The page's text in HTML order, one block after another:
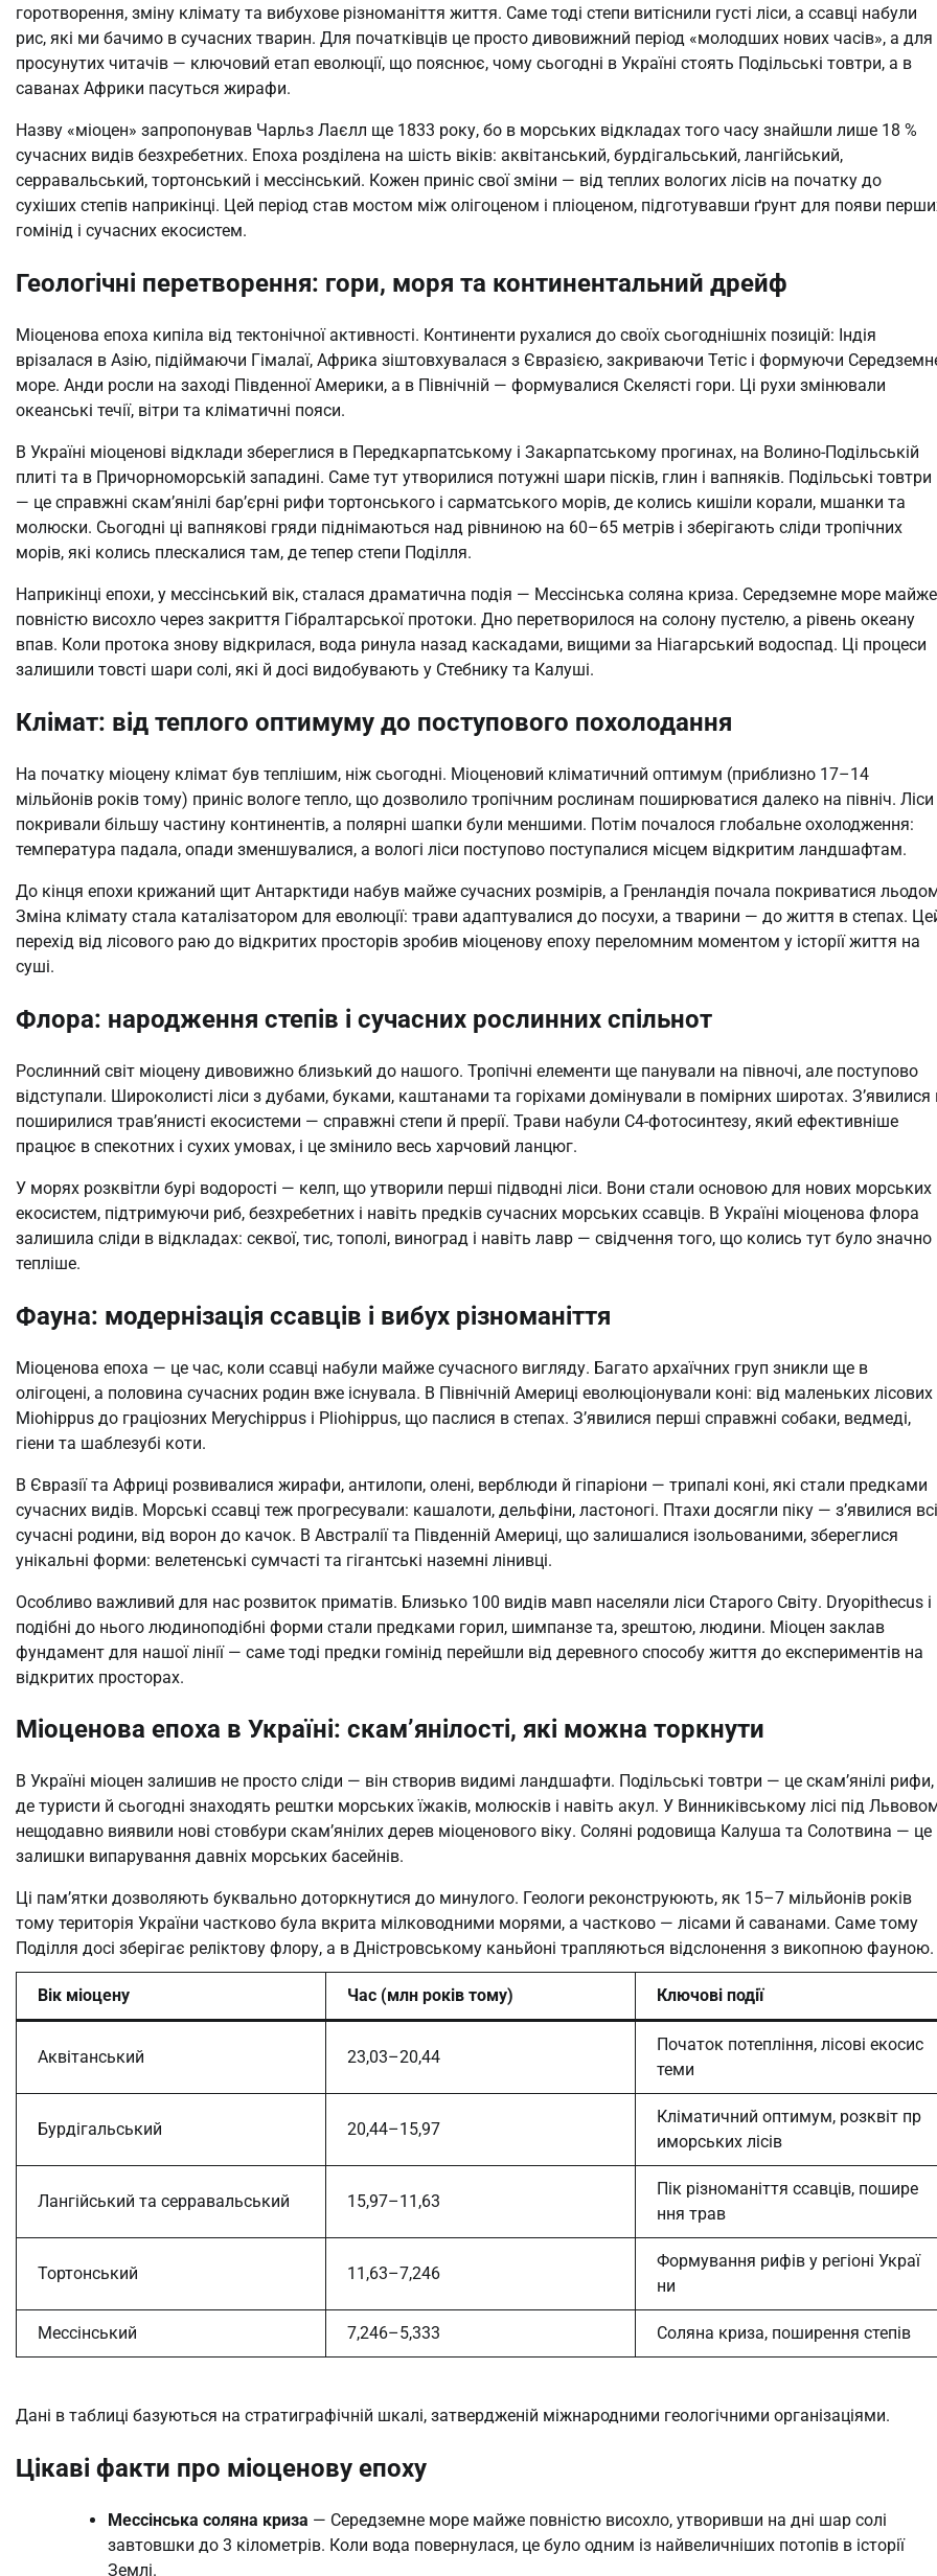
горотворення, зміну клімату та вибухове різноманіття життя. Саме тоді степи витіснили густі ліси, а ссавці набули
рис, які ми бачимо в сучасних тварин. Для початківців це просто дивовижний період «молодших нових часів», а для
просунутих читачів — ключовий етап еволюції, що пояснює, чому сьогодні в Україні стоять Подільські товтри, а в
саванах Африки пасуться жирафи.
Назву «міоцен» запропонував Чарльз Лаєлл ще 1833 року, бо в морських відкладах того часу знайшли лише 18 %
сучасних видів безхребетних. Епоха розділена на шість віків: аквітанський, бурдігальський, лангійський,
серравальський, тортонський і мессінський. Кожен приніс свої зміни — від теплих вологих лісів на початку до
сухіших степів наприкінці. Цей період став мостом між олігоценом і пліоценом, підготувавши ґрунт для появи
гомінід і сучасних екосистем.
Геологічні перетворення: гори, моря та континентальний дрейф
Міоценова епоха кипіла від тектонічної активності. Континенти рухалися до своїх сьогоднішніх позицій: Індія
врізалася в Азію, підіймаючи Гімалаї, Африка зіштовхувалася з Євразією, закриваючи Тетіс і формуючи
море. Анди росли на заході Південної Америки, а в Північній — формувалися Скелясті гори. Ці рухи змінювали
океанські течії, вітри та кліматичні пояси.
В Україні міоценові відклади збереглися в Передкарпатському і Закарпатському прогинах, на Волино-Подільській
плиті та в Причорноморській западині. Саме тут утворилися потужні шари пісків, глин і вапняків. Подільські товтри
— це справжні скам’янілі бар’єрні рифи тортонського і сарматського морів, де колись кишіли корали, мшанки та
молюски. Сьогодні ці вапнякові гряди піднімаються над рівниною на 60–65 метрів і зберігають сліди тропічних
морів, які колись плескалися там, де тепер степи Поділля.
Наприкінці епохи, у мессінський вік, сталася драматична подія — Мессінська соляна криза. Середземне море майже
повністю висохло через закриття Гібралтарської протоки. Дно перетворилося на солону пустелю, а рівень океану
впав. Коли протока знову відкрилася, вода ринула назад каскадами, вищими за Ніагарський водоспад. Ці процеси
залишили товсті шари солі, які й досі видобувають у Стебнику та Калуші.
Клімат: від теплого оптимуму до поступового похолодання
На початку міоцену клімат був теплішим, ніж сьогодні. Міоценовий кліматичний оптимум (приблизно 17–14
мільйонів років тому) приніс вологе тепло, що дозволило тропічним рослинам поширюватися далеко на північ. Ліси
покривали більшу частину континентів, а полярні шапки були меншими. Потім почалося глобальне охолодження:
температура падала, опади зменшувалися, а вологі ліси поступово поступалися місцем відкритим ландшафтам.
До кінця епохи крижаний щит Антарктиди набув майже сучасних розмірів, а Гренландія почала покриватися
Зміна клімату стала каталізатором для еволюції: трави адаптувалися до посухи, а тварини — до життя в степах.
перехід від лісового раю до відкритих просторів зробив міоценову епоху переломним моментом у історії життя на
суші.
Флора: народження степів і сучасних рослинних спільнот
Рослинний світ міоцену дивовижно близький до нашого. Тропічні елементи ще панували на півночі, але поступово
відступали. Широколисті ліси з дубами, буками, каштанами та горіхами домінували в помірних широтах. З’явилися
поширилися трав’янисті екосистеми — справжні степи й прерії. Трави набули C4-фотосинтезу, який ефективніше
працює в спекотних і сухих умовах, і це змінило весь харчовий ланцюг.
У морях розквітли бурі водорості — келп, що утворили перші підводні ліси. Вони стали основою для нових морських
екосистем, підтримуючи риб, безхребетних і навіть предків сучасних морських ссавців. В Україні міоценова флора
залишила сліди в відкладах: секвої, тис, тополі, виноград і навіть лавр — свідчення того, що колись тут було значно
тепліше.
Фауна: модернізація ссавців і вибух різноманіття
Міоценова епоха — це час, коли ссавці набули майже сучасного вигляду. Багато архаїчних груп зникли ще в
олігоцені, а половина сучасних родин вже існувала. В Північній Америці еволюціонували коні: від маленьких лісових
Miohippus до граціозних Merychippus і Pliohippus, що паслися в степах. З’явилися перші справжні собаки, ведмеді,
гіени та шаблезубі коти.
В Євразії та Африці розвивалися жирафи, антилопи, олені, верблюди й гіпаріони — трипалі коні, які стали предками
сучасних видів. Морські ссавці теж прогресували: кашалоти, дельфіни, ластоногі. Птахи досягли піку — з’явилися всі
сучасні родини, від ворон до качок. В Австралії та Південній Америці, що залишалися ізольованими, збереглися
унікальні форми: велетенські сумчасті та гігантські наземні лінивці.
Особливо важливий для нас розвиток приматів. Близько 100 видів мавп населяли ліси Старого Світу. Dryopithecus і
подібні до нього людиноподібні форми стали предками горил, шимпанзе та, зрештою, людини. Міоцен заклав
фундамент для нашої лінії — саме тоді предки гомінід перейшли від деревного способу життя до експериментів на
відкритих просторах.
Міоценова епоха в Україні: скам’янілості, які можна торкнути
В Україні міоцен залишив не просто сліди — він створив видимі ландшафти. Подільські товтри — це скам’янілі рифи,
де туристи й сьогодні знаходять рештки морських їжаків, молюсків і навіть акул. У Винниківському лісі під
нещодавно виявили нові стовбури скам’янілих дерев міоценового віку. Соляні родовища Калуша та Солотвина — це
залишки випарування давніх морських басейнів.
Ці пам’ятки дозволяють буквально доторкнутися до минулого. Геологи реконструюють, як 15–7 мільйонів років
тому територія України частково була вкрита мілководними морями, а частково — лісами й саванами. Саме тому
Поділля досі зберігає реліктову флору, а в Дністровському каньйоні трапляються відслонення з викопною фауною.
Вік міоцену Час (млн років тому) Ключові події
Аквітанський 23,03–20,44
Початок потепління, лісові екосис
теми
Бурдігальський 20,44–15,97
Кліматичний оптимум, розквіт пр
иморських лісів
Лангійський та серравальський 15,97–11,63
Пік різноманіття ссавців, пошире
ння трав
Тортонський 11,63–7,246
Формування рифів у регіоні Украї
ни
Мессінський 7,246–5,333 Соляна криза, поширення степів
Дані в таблиці базуються на стратиграфічній шкалі, затвердженій міжнародними геологічними організаціями.
Цікаві факти про міоценову епоху
Мессінська соляна криза — Середземне море майже повністю висохло, утворивши на дні шар солі
завтовшки до 3 кілометрів. Коли вода повернулася, це було одним із найвеличніших потопів в історії
Землі.